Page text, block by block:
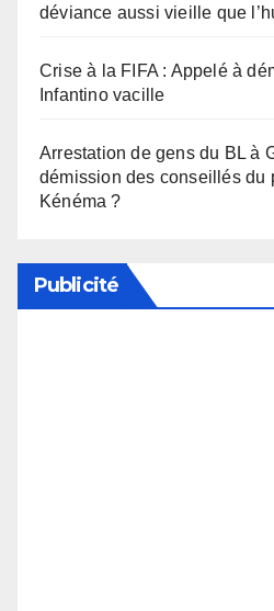
déviance aussi vieille que
Crise à la FIFA : Appelé à
Infantino vacille
Arrestation de gens du BL à
démission des conseillés du
Kénéma ?
Publicité